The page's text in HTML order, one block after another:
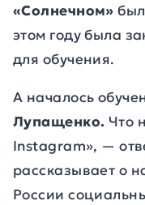
«Солнечном»
этом году была
для обучения.
А началось
Лупащенко. Что
Instagram», —
рассказывает о
России